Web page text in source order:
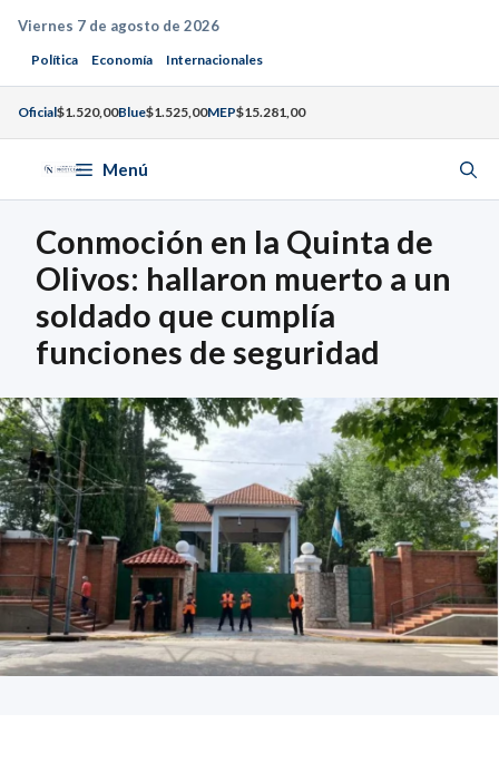
Saltar
contenido
Viernes 7 de agosto de 2026
Política Economía Internacionales
Oficial$1.520,00Blue$1.525,00MEP$15.281,00
Menú
Conmoción en la Quinta de
Olivos: hallaron muerto a un
soldado que cumplía
funciones de seguridad